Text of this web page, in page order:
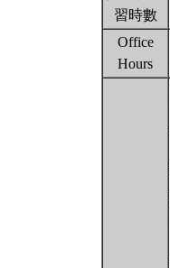
習時數
Office
Hours